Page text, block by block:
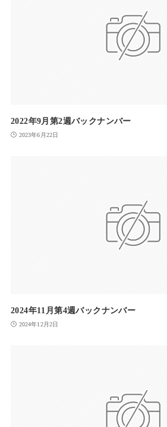
2022年9月第2週バックナンバー
2023年6月22日
2024年11月第4週バックナンバー
2024年12月2日